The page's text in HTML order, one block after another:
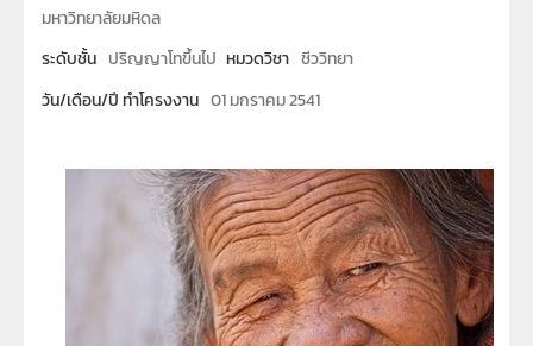
มหาวิทยาลัยมหิดล
ระดับชั้น ปริญญาโทขึ้นไป หมวดวิชา ชีววิทยา
วัน/เดือน/ปี ทำโครงงาน 01 มกราคม 2541